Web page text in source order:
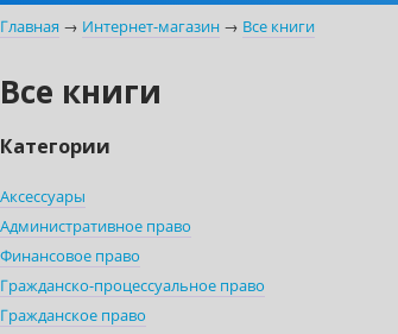
Главная → Интернет-магазин → Все книги
Все книги
Категории
Аксессуары
Административное право
Финансовое право
Гражданско-процессуальное право
Гражданское право